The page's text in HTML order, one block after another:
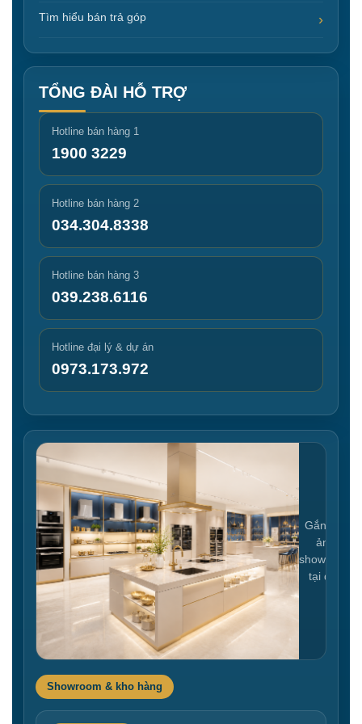
Tìm hiểu bán trả góp
TỔNG ĐÀI HỖ TRỢ
Hotline bán hàng 1
1900 3229
Hotline bán hàng 2
034.304.8338
Hotline bán hàng 3
039.238.6116
Hotline đại lý & dự án
0973.173.972
Gắn link
ảnh
showroom
tại đây
Showroom & kho hàng